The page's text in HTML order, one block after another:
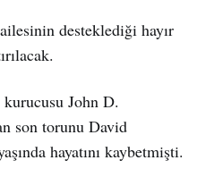
desteklediği hayır
John D.
son torunu David
hayatını kaybetmişti.